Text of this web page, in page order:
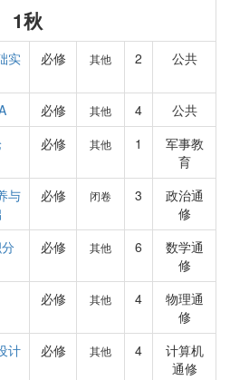
1秋
实
必修 其他 2 公共
必修 其他 4
公共
必修 其他 1
军事教
育
与
必修 闭卷 3
政治通
修
必修 其他 6
数学通
修
必修 其他 4
物理通
修
计
必修 其他 4
计算机
通修